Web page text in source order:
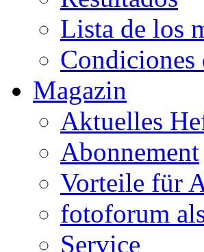
Lista de los
Magazin
Aktuelles
Abonnement
Vorteile für
fotoforum
Service